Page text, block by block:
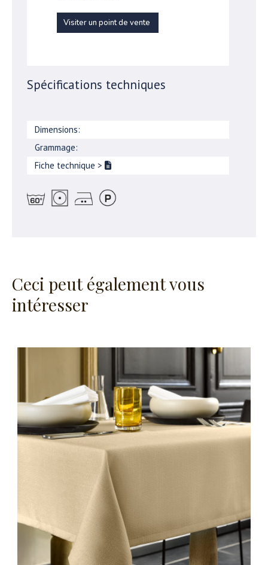
Visiter un point de vente
Spécifications techniques
Dimensions:
Grammage:
Fiche technique >
Ceci peut également vous
intéresser